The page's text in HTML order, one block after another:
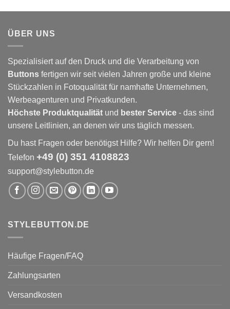
ÜBER UNS
Spezialisiert auf den Druck und die Verarbeitung von
Buttons fertigen wir seit vielen Jahren große und kleine
Stückzahlen in Fotoqualität für namhafte Unternehmen,
Werbeagenturen und Privatkunden.
Höchste Produktqualität und bester Service - das sind
unsere Leitlinien, an denen wir uns täglich messen.
Du hast Fragen oder benötigst Hilfe? Wir helfen Dir gern!
Telefon +49 (0) 351 4108823
support@stylebutton.de
STYLEBUTTON.DE
Häufige Fragen/FAQ
Zahlungsarten
Versandkosten